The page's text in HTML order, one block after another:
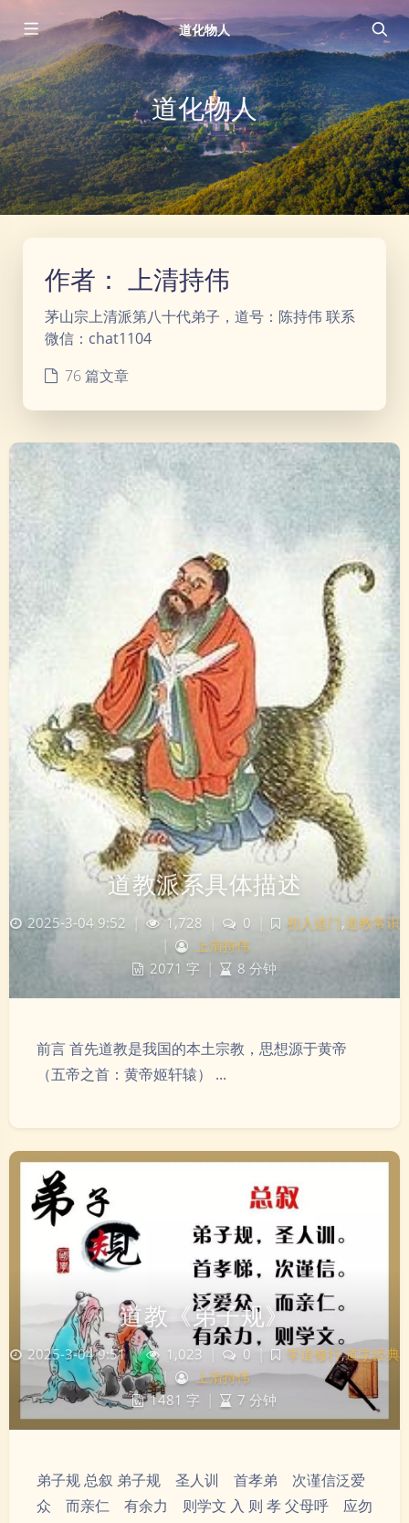
道化物人
道化物人
作者： 上清持伟
茅山宗上清派第八十代弟子，道号：陈持伟 联系
微信：chat1104
76 篇文章
道教派系具体描述
2025-3-04 9:52 1,728 0 初入道门,道教常识
上清持伟
2071 字 | 8 分钟
前言 首先道教是我国的本土宗教，思想源于黄帝
（五帝之首：黄帝姬轩辕） ...
道教《弟子规》
2025-3-04 9:51 | 1,023 0 学道修行,道学经典
|
上清持伟
1481 字
7 分钟
弟子规 总叙 弟子规 圣人训 首孝弟 次谨信泛爱
众 而亲仁 有余力 则学文 入 则 孝 父母呼 应勿